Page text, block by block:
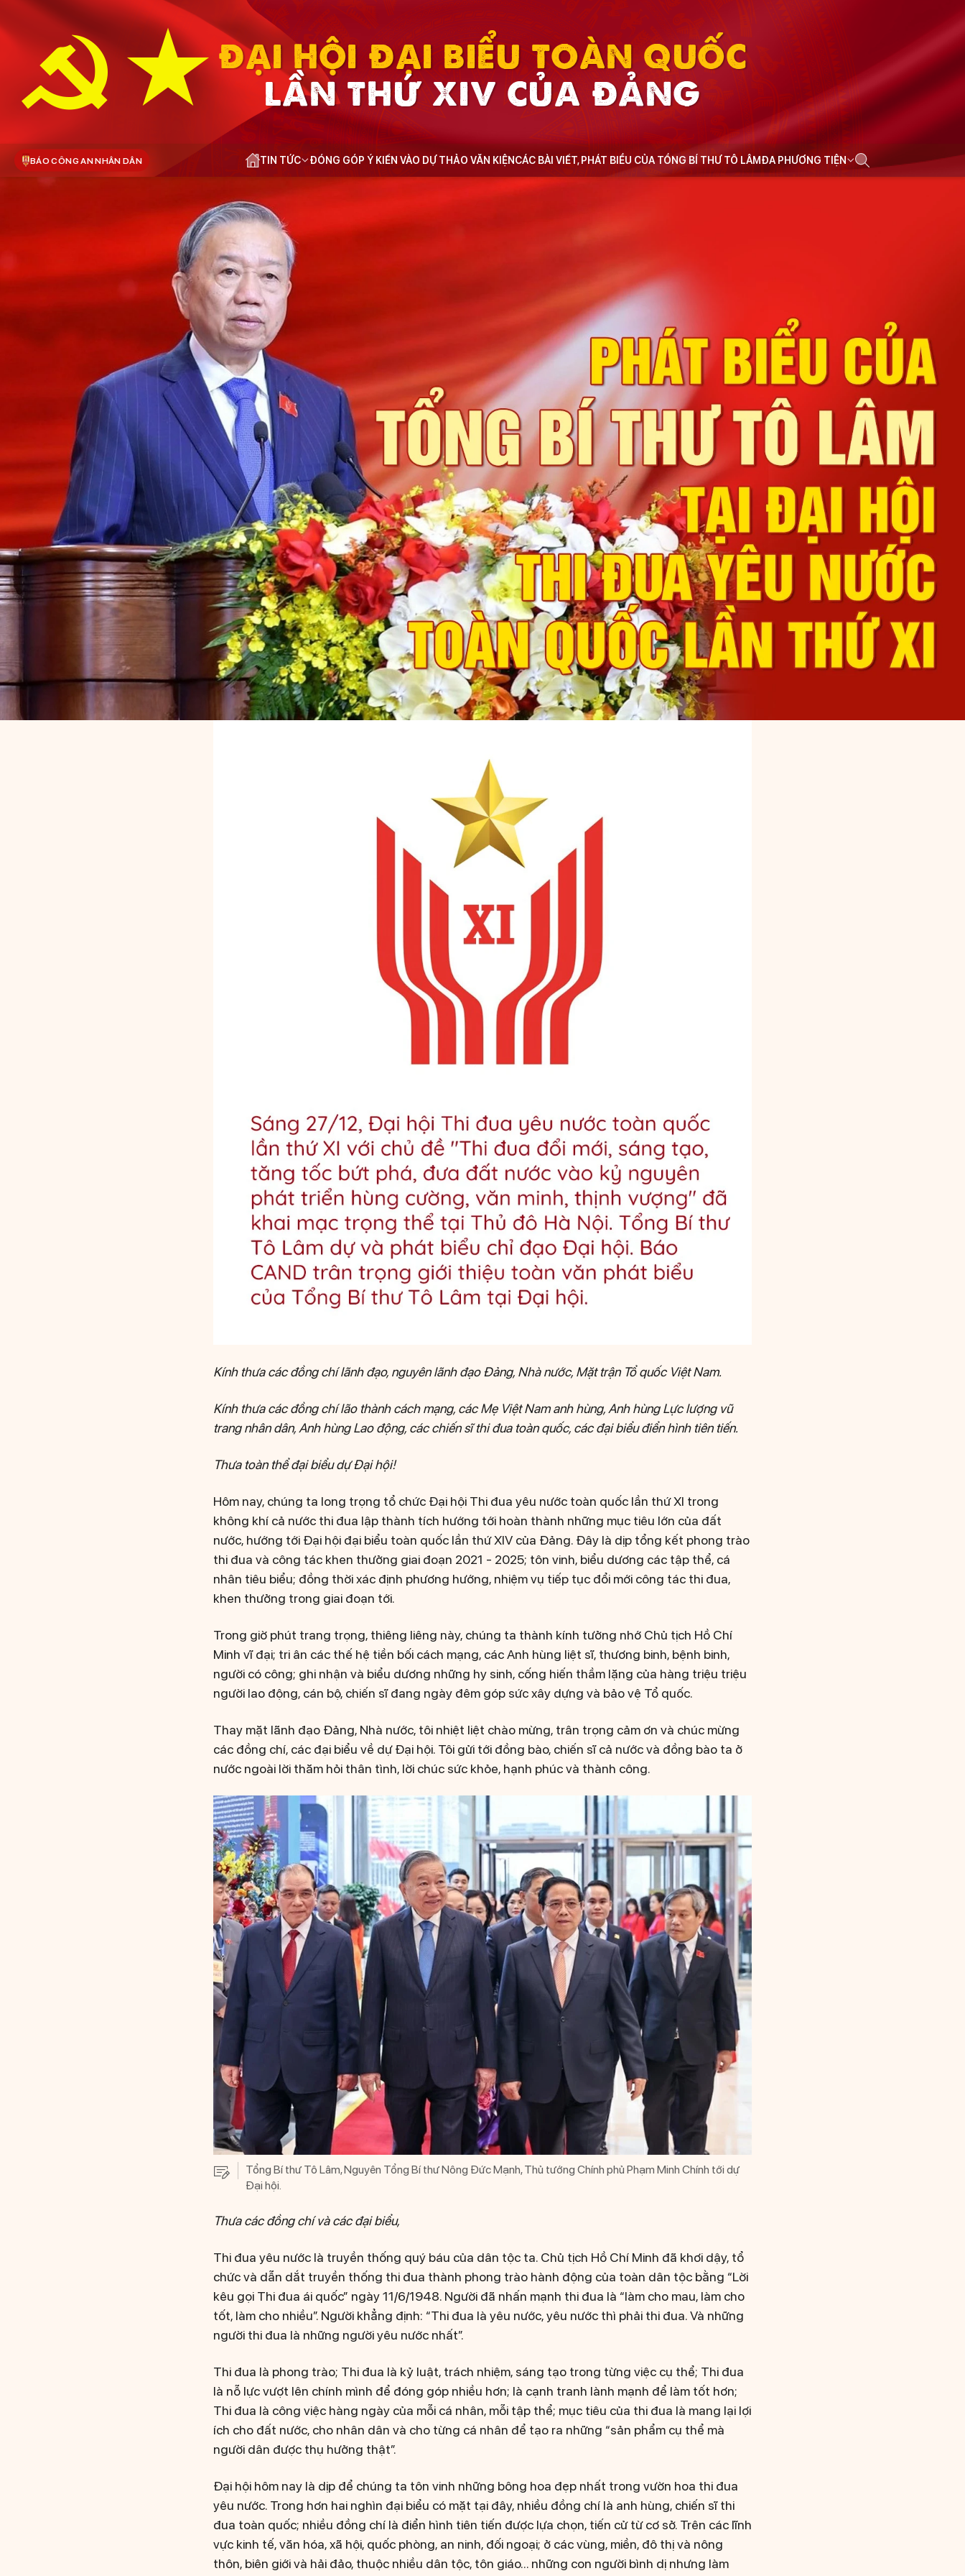
ĐẠI HỘI ĐẠI BIỂU TOÀN QUỐC
LẦN THỨ XIV CỦA ĐẢNG
BÁO CÔNG AN NHÂN DÂN TIN TỨC ĐÓNG GÓP Ý KIẾN VÀO DỰ THẢO VĂN KIỆNCÁC BÀI VIẾT, PHÁT BIỂU CỦA TỔNG BÍ THƯ TÔ LÂMĐA PHƯƠNG TIỆN
Kính thưa các đồng chí lãnh đạo, nguyên lãnh đạo Đảng, Nhà nước, Mặt trận Tổ quốc Việt Nam.
Kính thưa các đồng chí lão thành cách mạng, các Mẹ Việt Nam anh hùng, Anh hùng Lực lượng vũ
trang nhân dân, Anh hùng Lao động, các chiến sĩ thi đua toàn quốc, các đại biểu điển hình tiên tiến.
Thưa toàn thể đại biểu dự Đại hội!
Hôm nay, chúng ta long trọng tổ chức Đại hội Thi đua yêu nước toàn quốc lần thứ XI trong
không khí cả nước thi đua lập thành tích hướng tới hoàn thành những mục tiêu lớn của đất
nước, hướng tới Đại hội đại biểu toàn quốc lần thứ XIV của Đảng. Đây là dịp tổng kết phong trào
thi đua và công tác khen thưởng giai đoạn 2021 - 2025; tôn vinh, biểu dương các tập thể, cá
nhân tiêu biểu; đồng thời xác định phương hướng, nhiệm vụ tiếp tục đổi mới công tác thi đua,
khen thưởng trong giai đoạn tới.
Trong giờ phút trang trọng, thiêng liêng này, chúng ta thành kính tưởng nhớ Chủ tịch Hồ Chí
Minh vĩ đại; tri ân các thế hệ tiền bối cách mạng, các Anh hùng liệt sĩ, thương binh, bệnh binh,
người có công; ghi nhận và biểu dương những hy sinh, cống hiến thầm lặng của hàng triệu triệu
người lao động, cán bộ, chiến sĩ đang ngày đêm góp sức xây dựng và bảo vệ Tổ quốc.
Thay mặt lãnh đạo Đảng, Nhà nước, tôi nhiệt liệt chào mừng, trân trọng cảm ơn và chúc mừng
các đồng chí, các đại biểu về dự Đại hội. Tôi gửi tới đồng bào, chiến sĩ cả nước và đồng bào ta ở
nước ngoài lời thăm hỏi thân tình, lời chúc sức khỏe, hạnh phúc và thành công.
Tổng Bí thư Tô Lâm, Nguyên Tổng Bí thư Nông Đức Mạnh, Thủ tướng Chính phủ Phạm Minh Chính tới dự
Đại hội.
Thưa các đồng chí và các đại biểu,
Thi đua yêu nước là truyền thống quý báu của dân tộc ta. Chủ tịch Hồ Chí Minh đã khơi dậy, tổ
chức và dẫn dắt truyền thống thi đua thành phong trào hành động của toàn dân tộc bằng “Lời
kêu gọi Thi đua ái quốc” ngày 11/6/1948. Người đã nhấn mạnh thi đua là “làm cho mau, làm cho
tốt, làm cho nhiều”. Người khẳng định: “Thi đua là yêu nước, yêu nước thì phải thi đua. Và những
người thi đua là những người yêu nước nhất”.
Thi đua là phong trào; Thi đua là kỷ luật, trách nhiệm, sáng tạo trong từng việc cụ thể; Thi đua
là nỗ lực vượt lên chính mình để đóng góp nhiều hơn; là cạnh tranh lành mạnh để làm tốt hơn;
Thi đua là công việc hàng ngày của mỗi cá nhân, mỗi tập thể; mục tiêu của thi đua là mang lại lợi
ích cho đất nước, cho nhân dân và cho từng cá nhân để tạo ra những “sản phẩm cụ thể mà
người dân được thụ hưởng thật”.
Đại hội hôm nay là dịp để chúng ta tôn vinh những bông hoa đẹp nhất trong vườn hoa thi đua
yêu nước. Trong hơn hai nghìn đại biểu có mặt tại đây, nhiều đồng chí là anh hùng, chiến sĩ thi
đua toàn quốc; nhiều đồng chí là điển hình tiên tiến được lựa chọn, tiến cử từ cơ sở. Trên các lĩnh
vực kinh tế, văn hóa, xã hội, quốc phòng, an ninh, đối ngoại; ở các vùng, miền, đô thị và nông
thôn, biên giới và hải đảo, thuộc nhiều dân tộc, tôn giáo... những con người bình dị nhưng làm